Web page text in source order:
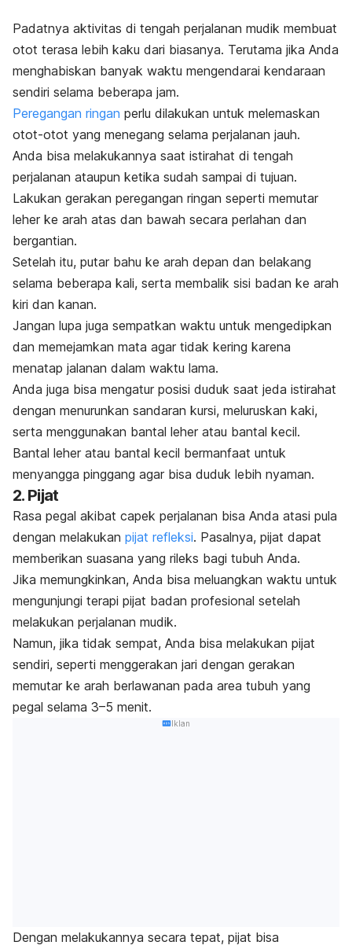
Padatnya aktivitas di tengah perjalanan mudik membuat
otot terasa lebih kaku dari biasanya. Terutama jika Anda
menghabiskan banyak waktu mengendarai kendaraan
sendiri selama beberapa jam.
Peregangan ringan perlu dilakukan untuk melemaskan
otot-otot yang menegang selama perjalanan jauh.
Anda bisa melakukannya saat istirahat di tengah
perjalanan ataupun ketika sudah sampai di tujuan.
Lakukan gerakan peregangan ringan seperti memutar
leher ke arah atas dan bawah secara perlahan dan
bergantian.
Setelah itu, putar bahu ke arah depan dan belakang
selama beberapa kali, serta membalik sisi badan ke arah
kiri dan kanan.
Jangan lupa juga sempatkan waktu untuk mengedipkan
dan memejamkan mata agar tidak kering karena
menatap jalanan dalam waktu lama.
Anda juga bisa mengatur posisi duduk saat jeda istirahat
dengan menurunkan sandaran kursi, meluruskan kaki,
serta menggunakan bantal leher atau bantal kecil.
Bantal leher atau bantal kecil bermanfaat untuk
menyangga pinggang agar bisa duduk lebih nyaman.
2. Pijat
Rasa pegal akibat capek perjalanan bisa Anda atasi pula
dengan melakukan pijat refleksi. Pasalnya, pijat dapat
memberikan suasana yang rileks bagi tubuh Anda.
Jika memungkinkan, Anda bisa meluangkan waktu untuk
mengunjungi terapi pijat badan profesional setelah
melakukan perjalanan mudik.
Namun, jika tidak sempat, Anda bisa melakukan pijat
sendiri, seperti menggerakan jari dengan gerakan
memutar ke arah berlawanan pada area tubuh yang
pegal selama 3–5 menit.
Iklan
Dengan melakukannya secara tepat, pijat bisa